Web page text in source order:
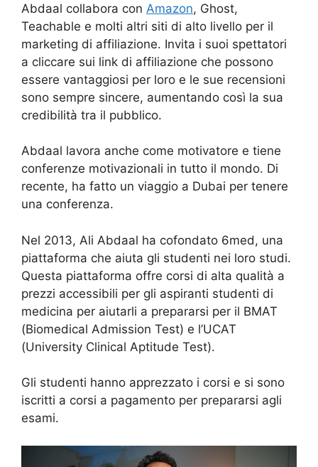
Abdaal collabora con Amazon, Ghost,
Teachable e molti altri siti di alto livello per il
marketing di affiliazione. Invita i suoi spettatori
a cliccare sui link di affiliazione che possono
essere vantaggiosi per loro e le sue recensioni
sono sempre sincere, aumentando così la sua
credibilità tra il pubblico.
Abdaal lavora anche come motivatore e tiene
conferenze motivazionali in tutto il mondo. Di
recente, ha fatto un viaggio a Dubai per tenere
una conferenza.
Nel 2013, Ali Abdaal ha cofondato 6med, una
piattaforma che aiuta gli studenti nei loro studi.
Questa piattaforma offre corsi di alta qualità a
prezzi accessibili per gli aspiranti studenti di
medicina per aiutarli a prepararsi per il BMAT
(Biomedical Admission Test) e l’UCAT
(University Clinical Aptitude Test).
Gli studenti hanno apprezzato i corsi e si sono
iscritti a corsi a pagamento per prepararsi agli
esami.